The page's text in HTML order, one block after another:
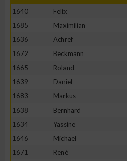
1640 Felix
1685
Maximilian
1636
Achref
1672
Beckmann
1665
Roland
1639
Daniel
1683
Markus
1638
Bernhard
1634
Yassine
1646
Michael
1671
René